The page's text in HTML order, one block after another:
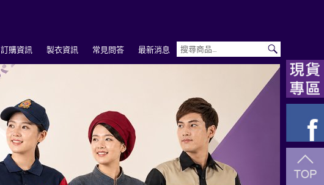
訂購資訊 製衣資訊 常見問答 最新消息